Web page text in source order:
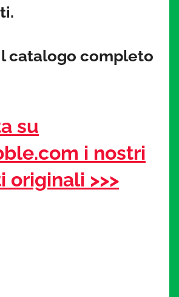
catalogo completo
su
i nostri
originali >>>